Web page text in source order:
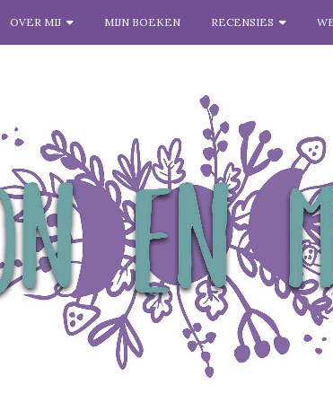
OVER MIJ MIJN BOEKEN RECENSIES